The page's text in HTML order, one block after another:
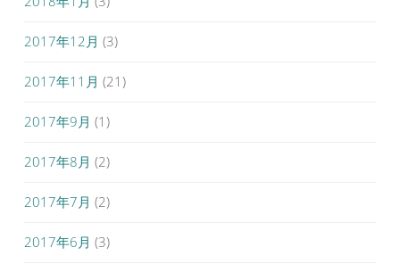
2017年12月 (3)
2017年11月 (21)
2017年9月 (1)
2017年8月 (2)
2017年7月 (2)
2017年6月 (3)